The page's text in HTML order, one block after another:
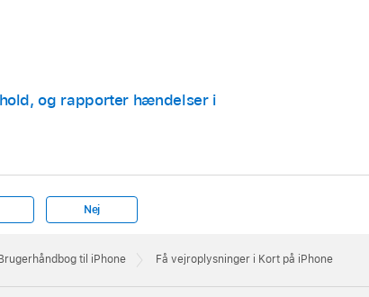
og rapporter hændelser i
Nej
Brugerhåndbog til iPhone Få vejroplysninger i Kort på iPhone